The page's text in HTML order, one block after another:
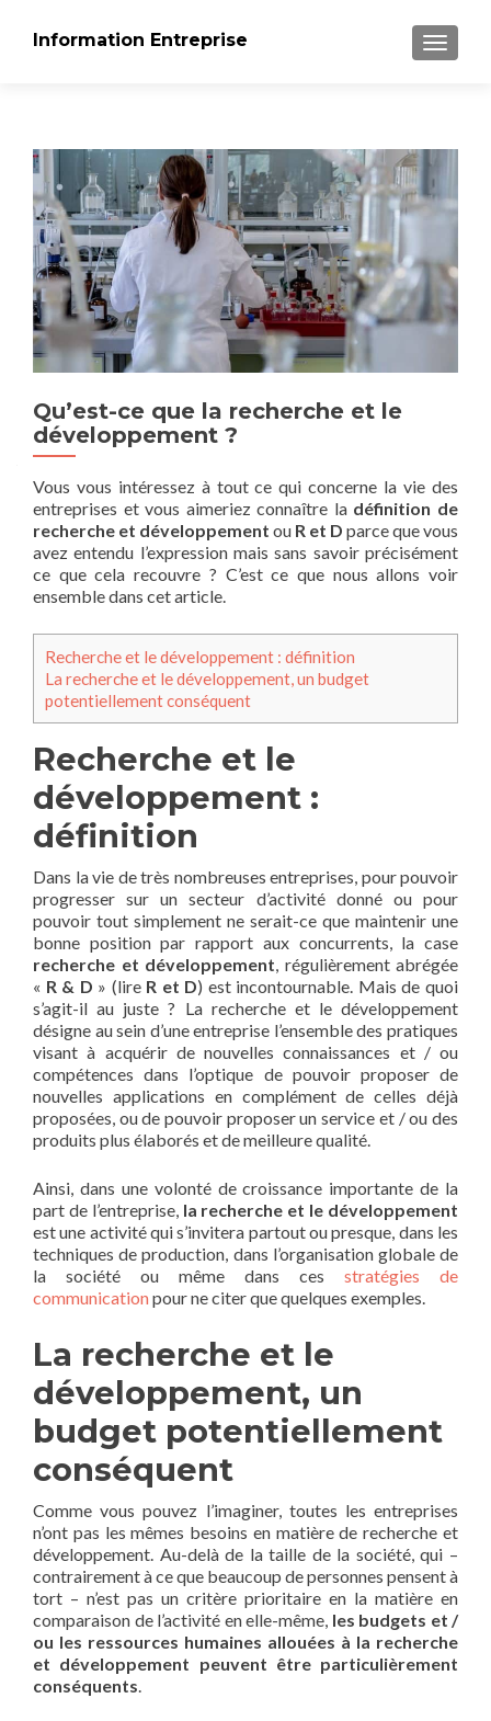
Information Entreprise
Qu’est-ce que la recherche et le
développement ?
Vous vous intéressez à tout ce qui concerne la vie des
entreprises et vous aimeriez connaître la définition de
recherche et développement ou R et D parce que vous
avez entendu l’expression mais sans savoir précisément
ce que cela recouvre ? C’est ce que nous allons voir
ensemble dans cet article.
Recherche et le développement : définition
La recherche et le développement, un budget
potentiellement conséquent
Recherche et le
développement :
définition
Dans la vie de très nombreuses entreprises, pour pouvoir
progresser sur un secteur d’activité donné ou pour
pouvoir tout simplement ne serait-ce que maintenir une
bonne position par rapport aux concurrents, la case
recherche et développement , régulièrement abrégée
« R & D » (lire R et D) est incontournable. Mais de quoi
s’agit-il au juste ? La recherche et le développement
désigne au sein d’une entreprise l’ensemble des pratiques
visant à acquérir de nouvelles connaissances et / ou
compétences dans l’optique de pouvoir proposer de
nouvelles applications en complément de celles déjà
proposées, ou de pouvoir proposer un service et / ou des
produits plus élaborés et de meilleure qualité.
Ainsi, dans une volonté de croissance importante de la
part de l’entreprise, la recherche et le développement
est une activité qui s’invitera partout ou presque, dans les
techniques de production, dans l’organisation globale de
la société ou même dans ces stratégies de
communicationpour ne citer que quelques exemples.
La recherche et le
développement, un
budget potentiellement
conséquent
Comme vous pouvez l’imaginer, toutes les entreprises
n’ont pas les mêmes besoins en matière de recherche et
développement. Au-delà de la taille de la société, qui –
contrairement à ce que beaucoup de personnes pensent à
tort – n’est pas un critère prioritaire en la matière en
comparaison de l’activité en elle-même, les budgets et /
ou les ressources humaines allouées à la recherche
et développement peuvent être particulièrement
conséquents